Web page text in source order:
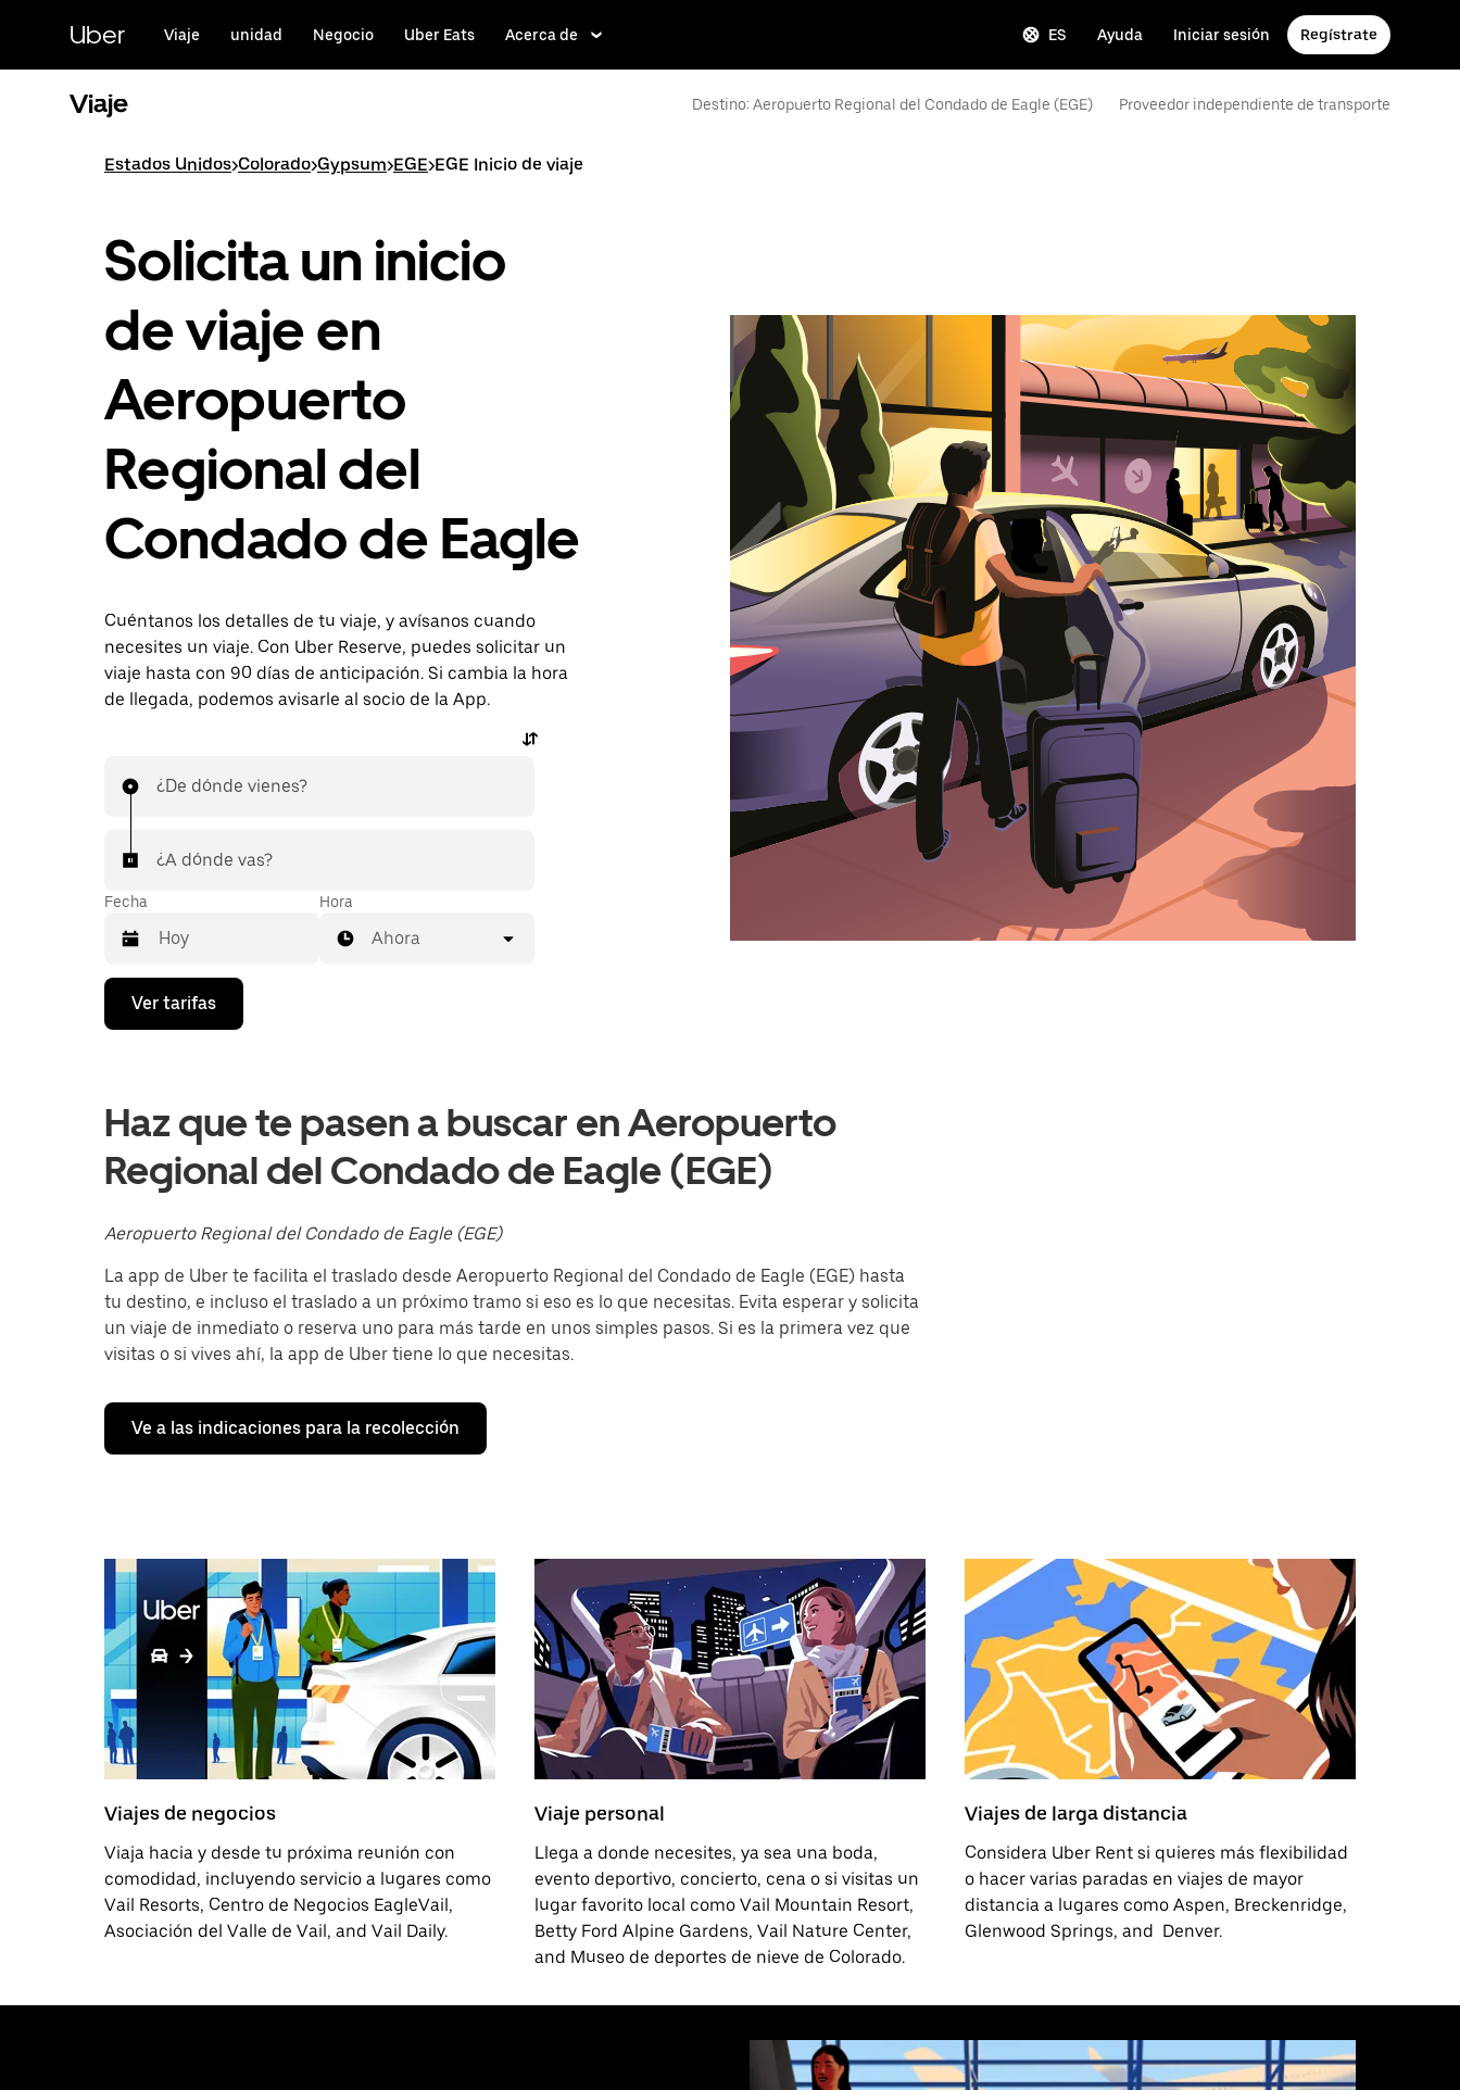
contenido
principal
Uber Viaje unidad Negocio Uber Eats Acerca de ES Ayuda Iniciar sesión Regístrate
Viaje Destino: Aeropuerto Regional del Condado de Eagle (EGE) Proveedor independiente de transporte
Estados Unidos>Colorado>Gypsum>EGE>EGE Inicio de viaje
Solicita un inicio
de viaje en
Aeropuerto
Regional del
Condado de Eagle
Cuéntanos los detalles de tu viaje, y avísanos cuando
necesites un viaje. Con Uber Reserve, puedes solicitar un
viaje hasta con 90 días de anticipación. Si cambia la hora
de llegada, podemos avisarle al socio de la App.
¿De dónde vienes?
¿A dónde vas?
Fecha
Presiona
flecha
interactuar
con
calendario
y
una
fecha.
Presiona
la
tecla Esc
para
cerrar
el
Hora
Ahora
Ver tarifas
Haz que te pasen a buscar en Aeropuerto
Regional del Condado de Eagle (EGE)
Aeropuerto Regional del Condado de Eagle (EGE)
La app de Uber te facilita el traslado desde Aeropuerto Regional del Condado de Eagle (EGE) hasta
tu destino, e incluso el traslado a un próximo tramo si eso es lo que necesitas. Evita esperar y solicita
un viaje de inmediato o reserva uno para más tarde en unos simples pasos. Si es la primera vez que
visitas o si vives ahí, la app de Uber tiene lo que necesitas.
Ve a las indicaciones para la recolección
Viajes de negocios
Viaja hacia y desde tu próxima reunión con
comodidad, incluyendo servicio a lugares como
Vail Resorts, Centro de Negocios EagleVail,
Asociación del Valle de Vail, and Vail Daily.
Viaje personal
Llega a donde necesites, ya sea una boda,
evento deportivo, concierto, cena o si visitas un
lugar favorito local como Vail Mountain Resort,
Betty Ford Alpine Gardens, Vail Nature Center,
and Museo de deportes de nieve de Colorado.
Viajes de larga distancia
Considera Uber Rent si quieres más flexibilidad
o hacer varias paradas en viajes de mayor
distancia a lugares como Aspen, Breckenridge,
Glenwood Springs, and Denver.